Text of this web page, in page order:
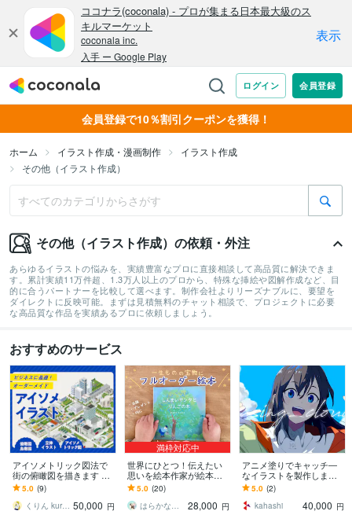
会員登録で10％割引クーポンを獲得！
ホーム イラスト作成・漫画制作
イラスト作成
その他（イラスト作成）
その他（イラスト作成）の依頼・外注
あらゆるイラストの悩みを、実績豊富なプロに直接相談して高品質に解決できま
す。累計実績11万件超、1.3万人以上のプロから、特殊な挿絵や図解作成など、目
的に合うパートナーを比較して選べます。制作会社よりリーズナブルに、要望を
ダイレクトに反映可能。まずは見積無料のチャット相談で、プロジェクトに必要
な高品質な作品を実績あるプロに依頼しましょう。
おすすめのサービス
アイソメトリック図法で
街の俯瞰図を描きます ビ
ジネス資料に最適！オー
ダーメイド俯瞰図・アイ
ソメ図制作
5.0 (9)
くりん kurin_333 50,000 円
満枠対応中
世界にひとつ！伝えたい
思いを絵本作家が絵本に
します 出版用やプレゼン
トに。水彩タッチで温か
みのあるオリジナル絵本
5.0 (20)
はらかな 絵本・水彩イラスト
28,000 円
アニメ塗りでキャッチ―
なイラストを製作します
動画、個人観賞、アイコ
ン、表紙など様々な用途
に！
5.0 (2)
kahashi
40,000 円